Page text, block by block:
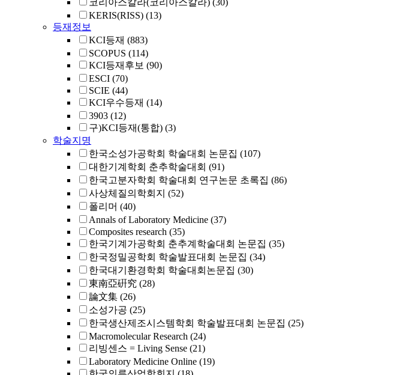
코리아스칼라(코리아스칼라) (30)
KERIS(RISS) (13)
등재정보
KCI등재 (883)
SCOPUS (114)
KCI등재후보 (90)
ESCI (70)
SCIE (44)
KCI우수등재 (14)
3903 (12)
구)KCI등재(통합) (3)
학술지명
한국소성가공학회 학술대회 논문집 (107)
대한기계학회 춘추학술대회 (91)
한국고분자학회 학술대회 연구논문 초록집 (86)
사상체질의학회지 (52)
폴리머 (40)
Annals of Laboratory Medicine (37)
Composites research (35)
한국기계가공학회 춘추계학술대회 논문집 (35)
한국정밀공학회 학술발표대회 논문집 (34)
한국대기환경학회 학술대회논문집 (30)
東南亞硏究 (28)
論文集 (26)
소성가공 (25)
한국생산제조시스템학회 학술발표대회 논문집 (25)
Macromolecular Research (24)
리빙센스 = Living Sense (21)
Laboratory Medicine Online (19)